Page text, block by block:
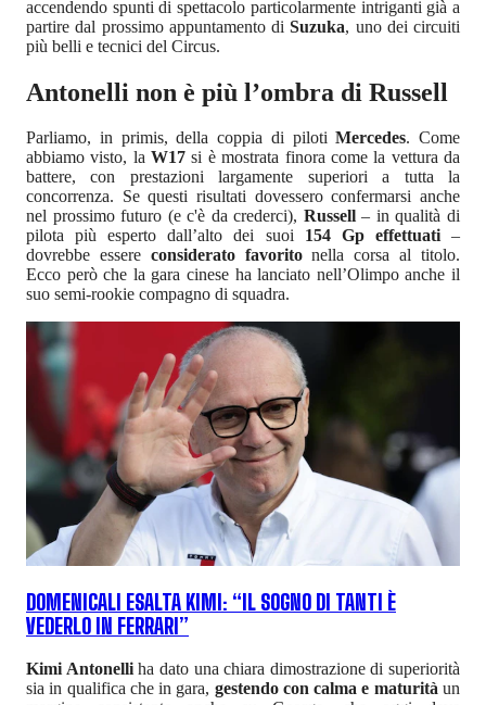
accendendo spunti di spettacolo particolarmente intriganti già a
partire dal prossimo appuntamento diSuzuka, uno dei circuiti
più belli e tecnici del Circus.
Antonelli non è più l’ombra di Russell
Parliamo, in primis, della coppia di pilotiMercedes. Come
abbiamo visto, laW17si è mostrata finora come la vettura da
battere, con prestazioni largamente superiori a tutta la
concorrenza. Se questi risultati dovessero confermarsi anche
nel prossimo futuro (e c'è da crederci), Russell– in qualità di
pilota più esperto dall’alto dei suoi 154 Gp effettuati–
dovrebbe essere considerato favoritonella corsa al titolo.
Ecco però che la gara cinese ha lanciato nell’Olimpo anche il
suo semi-rookie compagno di squadra.
DOMENICALI ESALTA KIMI: “IL SOGNO DI TANTI È
VEDERLO IN FERRARI”
Kimi Antonelliha dato una chiara dimostrazione di superiorità
sia in qualifica che in gara, gestendo con calma e maturità un